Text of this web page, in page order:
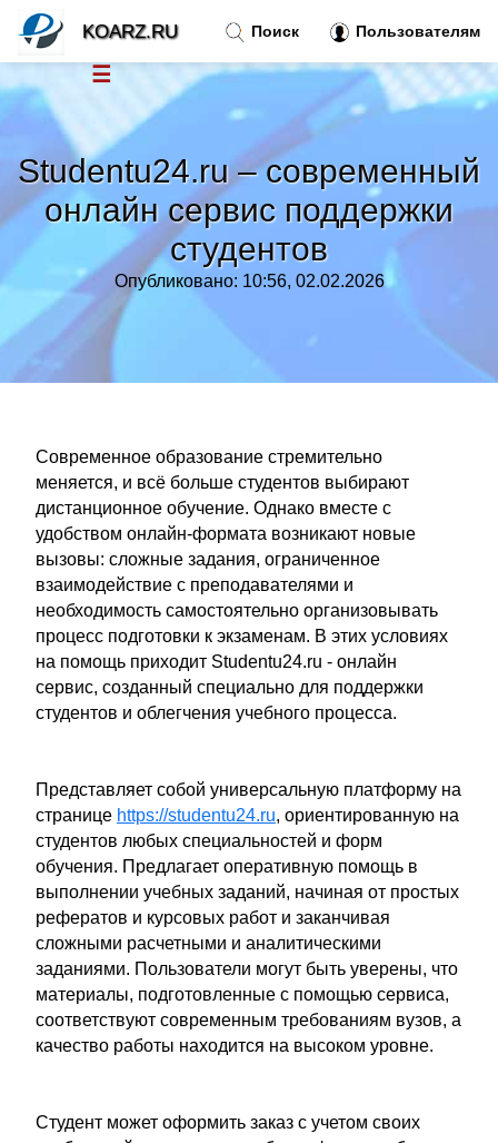
Studentu24.ru – современный
онлайн сервис поддержки
студентов
Опубликовано: 10:56, 02.02.2026
Современное образование стремительно
меняется, и всё больше студентов выбирают
дистанционное обучение. Однако вместе с
удобством онлайн-формата возникают новые
вызовы: сложные задания, ограниченное
взаимодействие с преподавателями и
необходимость самостоятельно организовывать
процесс подготовки к экзаменам. В этих условиях
на помощь приходит Studentu24.ru - онлайн
сервис, созданный специально для поддержки
студентов и облегчения учебного процесса.
Представляет собой универсальную платформу на
странице https://studentu24.ru, ориентированную на
студентов любых специальностей и форм
обучения. Предлагает оперативную помощь в
выполнении учебных заданий, начиная от простых
рефератов и курсовых работ и заканчивая
сложными расчетными и аналитическими
заданиями. Пользователи могут быть уверены, что
материалы, подготовленные с помощью сервиса,
соответствуют современным требованиям вузов, а
качество работы находится на высоком уровне.
Студент может оформить заказ с учетом своих
Поиск Пользователям
KOARZ.RU
☰
Новости
Тренды новостей»
»
Правила »
Контакт»